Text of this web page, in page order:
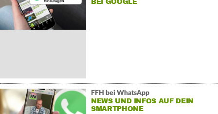
BEI GOOGLE
FFH bei WhatsApp
NEWS UND INFOS AUF DEIN
SMARTPHONE